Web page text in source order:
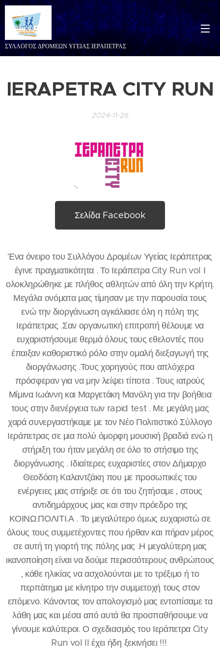
ΣΥΛΛΟΓΟΣ ΔΡΟΜΕΩΝ ΥΓΕΙΑΣ ΙΕΡΑΠΕΤΡΑΣ
IERAPETRA CITY RUN
2024-11-26
Σελίδα Facebook
Ένα όνειρο του Συλλόγου Δρομέων Υγείας Ιεράπετρας
έγινε πραγματικότητα . Το Ιεράπετρα City Run vol Ι
ολοκληρώθηκε με πλήθος αθλητών από όλη την Κρήτη.
Μεγάλα ονόματα μας τίμησαν με την παρουσία τους
ενώ την διοργάνωση αγκάλιασε όλη η πόλη της
Ιεράπετρας .Σαν οργανωτική επιτροπή θέλουμε να
ευχαριστήσουμε θερμά όλους τους εθελοντές που
έπαιξαν καθοριστικό ρόλο στην ομαλή διεξαγωγή της
διοργάνωσης .Τους χορηγούς που απλόχερα
πρόσφεραν για να μην λείψει τίποτα . Τους ιατρούς
Μίμινα Ιωάννη και Μαργετάκη Μανόλη για την βοήθεια
τους στην διενέργεια των rapid test . Με μεγάλη μας
χαρά συνεργαστήκαμε με τον Νέο Πολιτιστικό Σύλλογο
Ιεράπετρας σε μια πολύ όμορφη μουσική βραδιά ενώ η
στήριξη του ήταν μεγάλη σε όλο το στήσιμο της
διοργάνωσης . Ιδιαίτερες ευχαριστίες στον Δήμαρχο
Θεοδόση Καλαντζάκη που με προσωπικές του
ενέργειες μας στήριξε σε ότι του ζητήσαμε , στους
αντιδημάρχους μας και στην πρόεδρο της
ΚΟΙΝΩ.ΠΟΛΙΤΙ.Α . Το μεγαλύτερο όμως ευχαριστώ σε
όλους τους συμμετέχοντες που ήρθαν και πήραν μέρος
σε αυτή τη γιορτή της πόλης μας .Η μεγαλύτερη μας
ικανοποίηση είναι να δούμε περισσότερους ανθρώπους
, κάθε ηλικίας να ασχολούνται με το τρέξιμο ή το
περπάτημα με κίνητρο την συμμετοχή τους στον
επόμενο. Κάνοντας τον απολογισμό μας εντοπίσαμε τα
λάθη μας και μέσα από αυτά θα προσπαθήσουμε να
γίνουμε καλύτεροι. Ο σχεδιασμός του Ιεράπετρα City
Run vol II έχει ήδη ξεκινήσει !!!